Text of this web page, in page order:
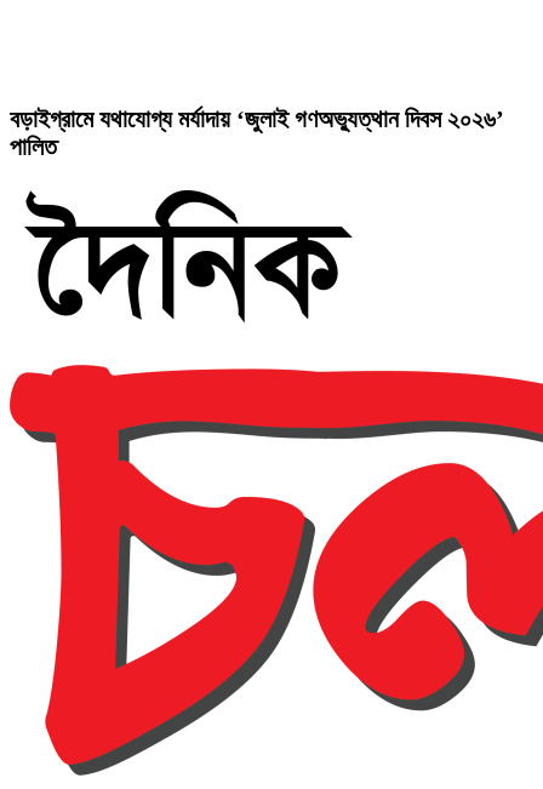
বড়াইগ্রামে যথাযোগ্য মর্যাদায় ‘জুলাই গণঅভ্যুত্থান দিবস ২০২৬’
পালিত